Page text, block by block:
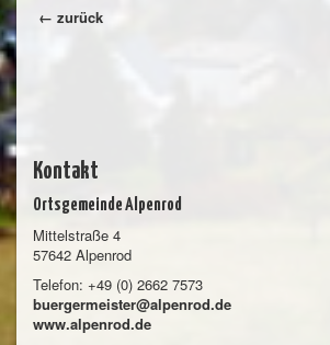
← zurück
Kontakt
Ortsgemeinde Alpenrod
Mittelstraße 4
57642 Alpenrod
Telefon: +49 (0) 2662 7573
buergermeister@alpenrod.de
www.alpenrod.de